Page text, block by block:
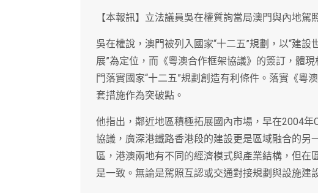
【本報訊】立法議員吳在權質詢當局澳門與內地駕
吳在權說，澳門被列入國家“十二五”規劃，以“建
展”為定位，而《粵澳合作框架協議》的簽訂，體
門落實國家“十二五”規劃創造有利條件。落實《粵
套措施作為突破點。
他指出，鄰近地區積極拓展國內市場，早在2004
協議，廣深港鐵路香港段的建設更是區域融合的另
區，港澳兩地有不同的經濟模式與產業結構，但在
是一致。無論是駕照互認或交通對接規劃與設施建